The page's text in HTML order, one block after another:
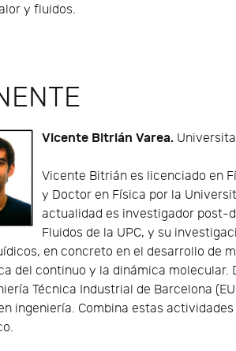
y fluidos.
Vicente Bitrián Varea.
Vicente Bitrián es licenciado en
y Doctor en Física por la
actualidad es investigador post-
Fluidos de la UPC, y su
en concreto en el desarrollo de
del continuo y la dinámica molecular.
Técnica Industrial de Barcelona
ingeniería. Combina estas